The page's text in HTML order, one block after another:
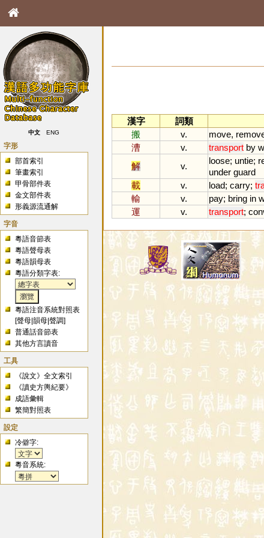
中文 ENG
字形
部首索引
筆畫索引
甲骨部件表
金文部件表
形義源流通解
字音
粵語音節表
粵語聲母表
粵語韻母表
粵語分類字表:
粵語注音系統對照表
[聲母 |韻母 |聲調]
普通話音節表
其他方言讀音
工具
《說文》全文索引
《讀史方輿紀要》
成語彙輯
繁簡對照表
設定
冷僻字:
粵音系統:
漢字
詞類
搬
v. move,
漕
v. transport by
解
v.
loose; untie;
under guard
載
v. load; carry;
輸
v. pay; bring in
運
v. transport;